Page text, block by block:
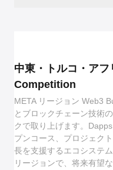
中東・トルコ・ア
Competition
META リージョン Web3
とブロックチェーン技術
クで取り上げます。
プンコース、プロジェク
長を支援するエコシステ
リージョンで、将来有望